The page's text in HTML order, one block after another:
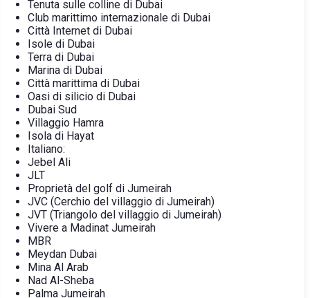
Tenuta sulle colline di Dubai
Club marittimo internazionale di Dubai
Città Internet di Dubai
Isole di Dubai
Terra di Dubai
Marina di Dubai
Città marittima di Dubai
Oasi di silicio di Dubai
Dubai Sud
Villaggio Hamra
Isola di Hayat
Italiano:
Jebel Ali
JLT
Proprietà del golf di Jumeirah
JVC (Cerchio del villaggio di Jumeirah)
JVT (Triangolo del villaggio di Jumeirah)
Vivere a Madinat Jumeirah
MBR
Meydan Dubai
Mina Al Arab
Nad Al-Sheba
Palma Jumeirah